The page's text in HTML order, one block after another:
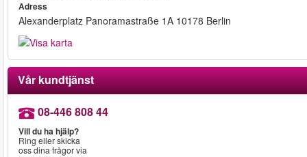
Adress
Alexanderplatz Panoramastraße 1A 10178 Berlin
Vår kundtjänst
08-446 808 44
Vill du ha hjälp?
Ring eller skicka
oss dina frågor via